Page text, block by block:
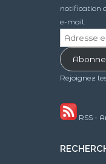
notification
e-mail.
Adresse
e-
mail
Rejoignez
RSS -